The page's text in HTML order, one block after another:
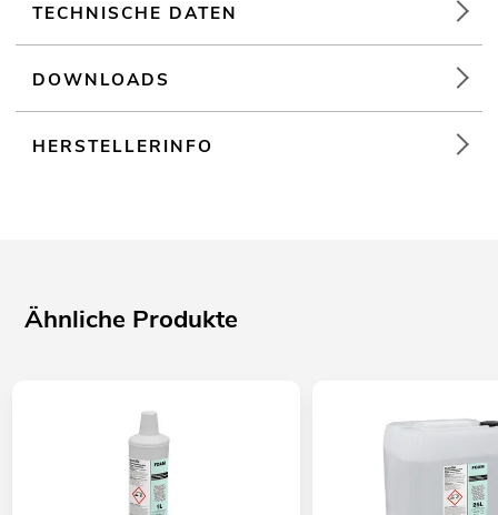
TECHNISCHE DATEN
DOWNLOADS
HERSTELLERINFO
Ähnliche Produkte